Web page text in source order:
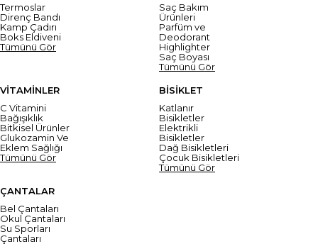
Termoslar
Direnç Bandı
Kamp Çadırı
Boks Eldiveni
Tümünü Gör
Saç Bakım
Ürünleri
Parfüm ve
Deodorant
Highlighter
Saç Boyası
Tümünü Gör
VİTAMİNLER
C Vitamini
Bağışıklık
Bitkisel Ürünler
Glukozamin Ve
Eklem Sağlığı
Tümünü Gör
BİSİKLET
Katlanır
Bisikletler
Elektrikli
Bisikletler
Dağ Bisikletleri
Çocuk Bisikletleri
Tümünü Gör
ÇANTALAR
Bel Çantaları
Okul Çantaları
Su Sporları
Çantaları